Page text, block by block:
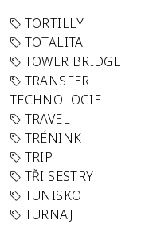
TORTILLY
TOTALITA
TOWER BRIDGE
TRANSFER
TECHNOLOGIE
TRAVEL
TRÉNINK
TRIP
TŘI SESTRY
TUNISKO
TURNAJ